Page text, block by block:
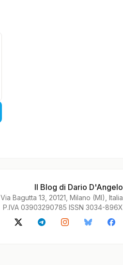
Il Blog di Dario D'Angelo
Via Bagutta 13, 20121, Milano (MI), Italia
P.IVA 03903290785 ISSN 3034-896X